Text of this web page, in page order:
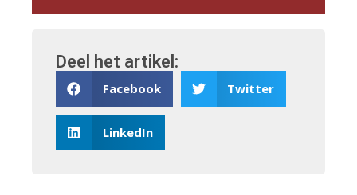
Deel het artikel:
Facebook Twitter
LinkedIn